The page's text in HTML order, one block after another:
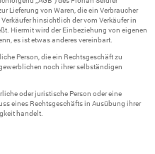
Lieferung von Waren, die ein Verbraucher
hinsichtlich der vom Verkäufer in
Hiermit wird der Einbeziehung von eigenen
es ist etwas anderes vereinbart.
Person, die ein Rechtsgeschäft zu
noch ihrer selbständigen
oder juristische Person oder eine
eines Rechtsgeschäfts in Ausübung ihrer
handelt.